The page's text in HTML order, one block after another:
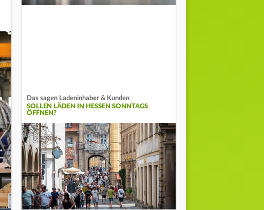
Das sagen Ladeninhaber & Kunden
SOLLEN LÄDEN IN HESSEN SONNTAGS
ÖFFNEN?